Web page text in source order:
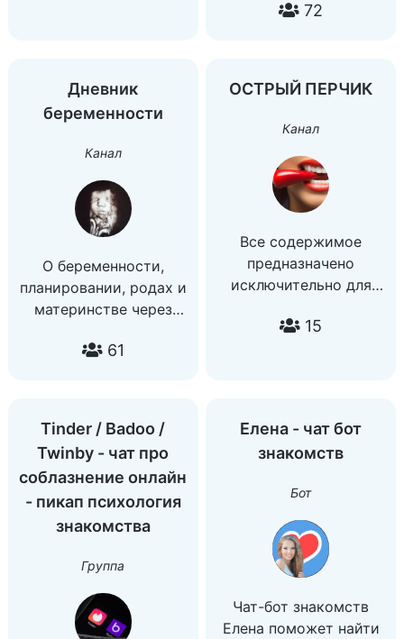
единомышленников
оскорбления, флуд,
реклама и общение на
тему наркотиков,
позитиве ребят
72
Дневник
беременности
Канал
О беременности,
планировании, родах и
материнстве через
Я в Яндекс.Дзен:
https://clck.ru/MaiS8
Канал о скидках на
детские товары:
@kids_sales Личное
общение @Alya116
61
ОСТРЫЙ ПЕРЧИК
Канал
Все содержимое
предназначено
исключительно для
лет. Присоединяйтесь
заставят ваше сердце
биться чаще.
15
Tinder / Badoo /
Twinby - чат про
соблазнение онлайн
- пикап психология
знакомства
Группа
Елена - чат бот
знакомств
Бот
Чат-бот знакомств
Елена поможет найти